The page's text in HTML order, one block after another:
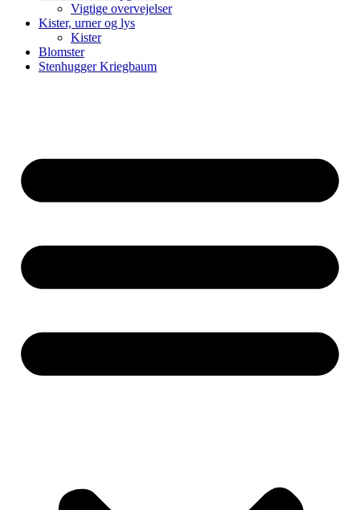
Vigtige overvejelser
Kister, urner og lys
Kister
Blomster
Stenhugger Kriegbaum